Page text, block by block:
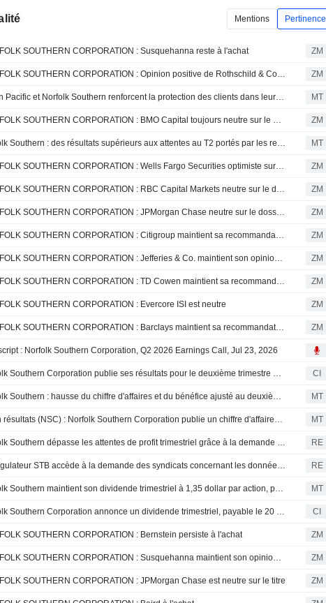
Mentions Pertinence
SOUTHERN CORPORATION : Susquehanna reste à l'achat ZM
NORFOLK SOUTHERN CORPORATION : Opinion positive de Rothschild & Co Redburn ZM
Union Pacific et Norfolk Southern renforcent la protection des clients dans leur dossier de fusion MT
NORFOLK SOUTHERN CORPORATION : BMO Capital toujours neutre sur le dossier ZM
Norfolk Southern : des résultats supérieurs aux attentes au T2 portés par les revenus et les marges, selon RBC MT
NORFOLK SOUTHERN CORPORATION : Wells Fargo Securities optimiste sur le dossier ZM
NORFOLK SOUTHERN CORPORATION : RBC Capital Markets neutre sur le dossier ZM
NORFOLK SOUTHERN CORPORATION : JPMorgan Chase neutre sur le dossier ZM
NORFOLK SOUTHERN CORPORATION : Citigroup maintient sa recommandation neutre ZM
NORFOLK SOUTHERN CORPORATION : Jefferies & Co. maintient son opinion neutre ZM
NORFOLK SOUTHERN CORPORATION : TD Cowen maintient sa recommandation à l'achat ZM
SOUTHERN CORPORATION : Evercore ISI est neutre ZM
NORFOLK SOUTHERN CORPORATION : Barclays maintient sa recommandation à l'achat ZM
: Norfolk Southern Corporation, Q2 2026 Earnings Call, Jul 23, 2026
Norfolk Southern Corporation publie ses résultats pour le deuxième trimestre et le premier semestre clos le 30 juin 2026 CI
Norfolk Southern : hausse du chiffre d'affaires et du bénéfice ajusté au deuxième trimestre MT
Flash résultats (NSC) : Norfolk Southern Corporation publie un chiffre d'affaires de 3,5 milliards de dollars au deuxième trimestre MT
Norfolk Southern dépasse les attentes de profit trimestriel grâce à la demande de fret et aux surcharges carburant RE
Le régulateur STB accède à la demande des syndicats concernant les données sur l'emploi liées à la fusion UP-Norfolk RE
Norfolk Southern maintient son dividende trimestriel à 1,35 dollar par action, payable le 20 août aux actionnaires inscrits au 7 août MT
Norfolk Southern Corporation annonce un dividende trimestriel, payable le 20 août 2026 CI
SOUTHERN CORPORATION : Bernstein persiste à l'achat ZM
NORFOLK SOUTHERN CORPORATION : Susquehanna maintient son opinion neutre ZM
SOUTHERN CORPORATION : JPMorgan Chase est neutre sur le titre ZM